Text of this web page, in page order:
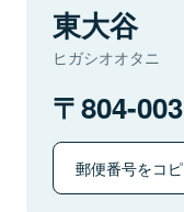
東大谷
ヒガシオオタニ
804-
郵便番号をコ